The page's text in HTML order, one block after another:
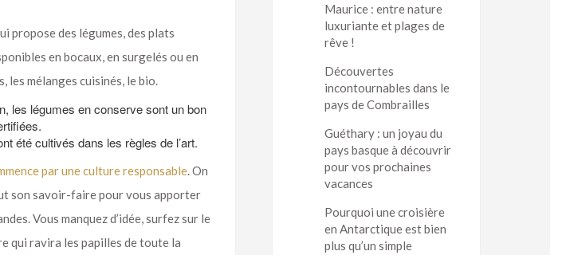
propose des légumes, des plats
en bocaux, en surgelés ou en
les mélanges cuisinés, le bio.
les légumes en conserve sont un bon
été cultivés dans les règles de l’art.
par une culture responsable. On
son savoir-faire pour vous apporter
Vous manquez d’idée, surfez sur le
qui ravira les papilles de toute la
Maurice : entre nature
luxuriante et plages de
rêve !
Découvertes
incontournables dans le
pays de Combrailles
Guéthary : un joyau du
pays basque à découvrir
pour vos prochaines
vacances
Pourquoi une croisière
en Antarctique est bien
plus qu’un simple